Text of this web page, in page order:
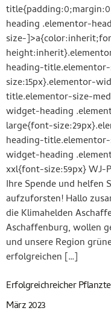
heading .elementor-
size-
heading-
size:15px}.elementor-
title.elementor-size-
widget-heading
large{font-
heading-
widget-heading
xxl{font-size:59px} WJ-
Ihre Spende und helfen
aufzuforsten! Hallo
die Klimahelden
Aschaffenburg, wollen
und unsere Region
erfolgreichen […]
Erfolgreichreicher
März 2023